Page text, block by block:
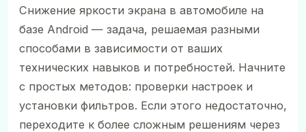
Снижение яркости экрана в автомобиле на
базе Android — задача, решаемая разными
способами в зависимости от ваших
технических навыков и потребностей. Начните
с простых методов: проверки настроек и
установки фильтров. Если этого недостаточно,
переходите к более сложным решениям через